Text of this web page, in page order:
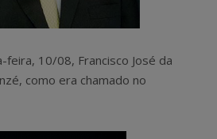
feira, 10/08, Francisco José da
como era chamado no